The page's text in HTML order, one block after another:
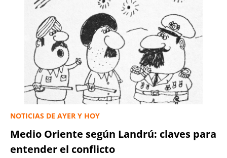
NOTICIAS DE AYER Y HOY
Medio Oriente según Landrú: claves para
entender el conflicto